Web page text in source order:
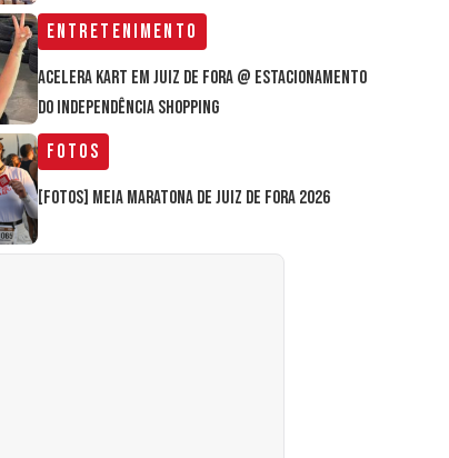
Entretenimento
Acelera Kart em Juiz de Fora @ estacionamento
do Independência Shopping
Fotos
[FOTOS] Meia Maratona de Juiz de Fora 2026